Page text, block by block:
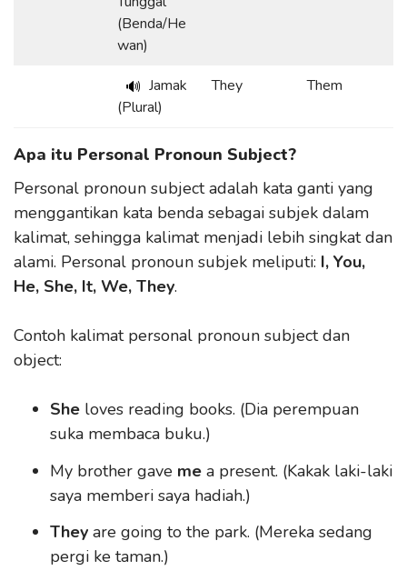
(Benda/He
wan)
🔊 Jamak
(Plural)
They Them
Apa itu Personal Pronoun Subject?
Personal pronoun subject adalah kata ganti yang
menggantikan kata benda sebagai subjek dalam
kalimat, sehingga kalimat menjadi lebih singkat dan
alami. Personal pronoun subjek meliputi: I, You,
He, She, It, We, They.
Contoh kalimat personal pronoun subject dan
object:
She loves reading books. (Dia perempuan
suka membaca buku.)
My brother gave me a present. (Kakak laki-laki
saya memberi saya hadiah.)
They are going to the park. (Mereka sedang
pergi ke taman.)